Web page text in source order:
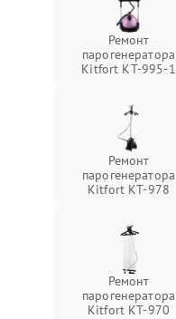
Ремонт
парогенератора
Kitfort КТ-995-1
Ремонт
парогенератора
Kitfort КТ-978
Ремонт
парогенератора
Kitfort КТ-970